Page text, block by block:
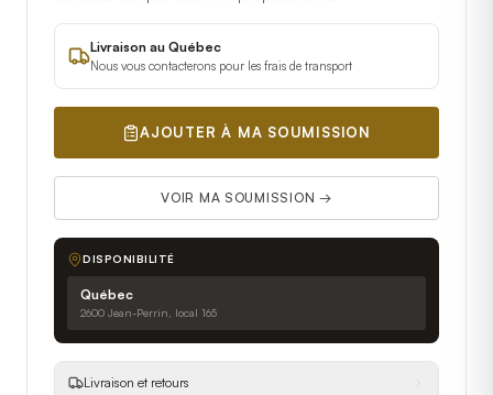
Livraison au Québec
Nous vous contacterons pour les frais de transport
AJOUTER À MA SOUMISSION
VOIR MA SOUMISSION →
DISPONIBILITÉ
Québec
2600 Jean-Perrin, local 165
Livraison et retours